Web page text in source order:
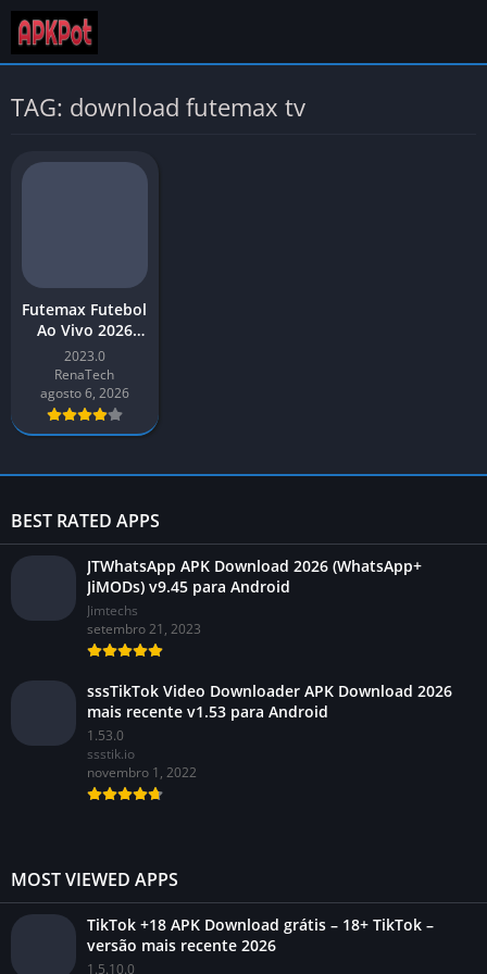
TAG: download futemax tv
Futemax Futebol
Ao Vivo 2026
Baixar APK para
Android
2023.0
RenaTech
agosto 6, 2026
BEST RATED APPS
JTWhatsApp APK Download 2026 (WhatsApp+
JiMODs) v9.45 para Android
Jimtechs
setembro 21, 2023
sssTikTok Video Downloader APK Download 2026
mais recente v1.53 para Android
1.53.0
ssstik.io
novembro 1, 2022
MOST VIEWED APPS
TikTok +18 APK Download grátis – 18+ TikTok –
versão mais recente 2026
1.5.10.0